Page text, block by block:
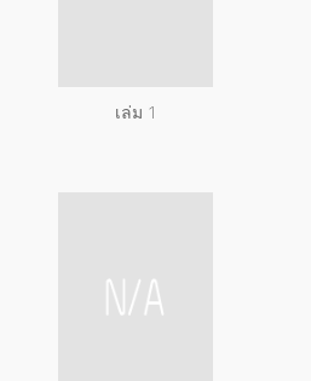
เล่ม 1